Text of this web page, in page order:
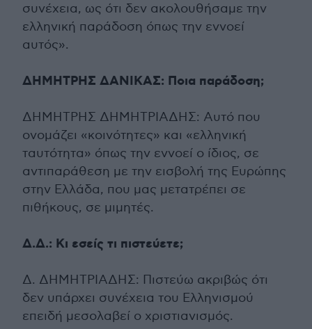
συνέχεια, ως ότι δεν ακολουθήσαμε την
ελληνική παράδοση όπως την εννοεί
αυτός».
ΔΗΜΗΤΡΗΣ ΔΑΝΙΚΑΣ: Ποια παράδοση;
ΔΗΜΗΤΡΗΣ ΔΗΜΗΤΡΙΑΔΗΣ: Αυτό που
ονομάζει «κοινότητες» και «ελληνική
ταυτότητα» όπως την εννοεί ο ίδιος, σε
αντιπαράθεση με την εισβολή της Ευρώπης
στην Ελλάδα, που μας μετατρέπει σε
πιθήκους, σε μιμητές.
Δ.Δ.: Κι εσείς τι πιστεύετε;
Δ. ΔΗΜΗΤΡΙΑΔΗΣ: Πιστεύω ακριβώς ότι
δεν υπάρχει συνέχεια του Ελληνισμού
επειδή μεσολαβεί ο χριστιανισμός.